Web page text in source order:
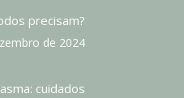
precisam?
de 2024
cuidados